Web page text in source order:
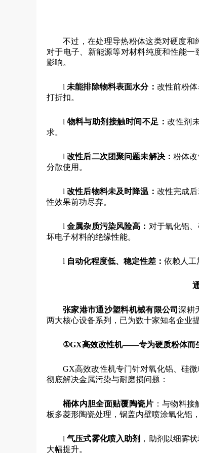
不过，在处理导热粉体这类对硬度和
对于电子、新能源等对材料纯度和性能
影响。
l未能排除物料表面水分： 改性前粉
打折扣。
l 物料与助剂接触时间不足 ：改性剂
求。
l改性后二次团聚问题未解决：粉体
分散使用。
l改性后物料未及时降温 ： 改性完成
性效果前功尽弃。
l金属杂质污染风险高 ： 对于氧化铝
坏电子材料的绝缘性能。
l 自动化程度低、 稳定性差 ： 依赖人工
张家港市通沙塑料机械有限公司深耕
两大核心设备系列，已为数十家知名企业
①GX高效改性机——专为硬质粉体而
GX高效改性机专门针对氧化铝、硅
彻底解决金属污染与耐磨损问题：
桶体内胆全面贴覆陶瓷片 ：与物料
板多菱形陶瓷处理，锅盖内壁喷涂氧化铝
l气压式雾化喷入助剂 ，助剂以细雾
大幅提升。